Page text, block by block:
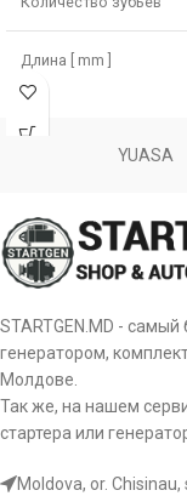
Длина [ mm ]
]
YUASA
STARTGEN.MD -
генератором,
Молдове.
Так же, на нашем
стартера или
Moldova, or. Chisinau,